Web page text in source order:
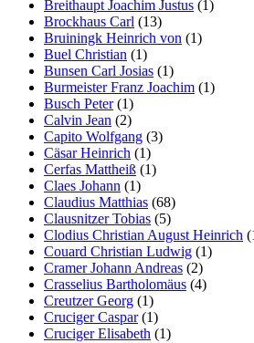
Breithaupt Joachim Justus (1)
Brockhaus Carl (13)
Bruiningk Heinrich von (1)
Buel Christian (1)
Bunsen Carl Josias (1)
Burmeister Franz Joachim (1)
Busch Peter(1)
Calvin Jean (2)
Capito Wolfgang (3)
Cäsar Heinrich (1)
Cerfas Mattheiß (1)
Claes Johann (1)
Claudius Matthias (68)
Clausnitzer Tobias (5)
Clodius Christian August Heinrich
Couard Christian Ludwig (1)
Cramer Johann Andreas (2)
Crasselius Bartholomäus (4)
Creutzer Georg (1)
Cruciger Caspar(1)
Cruciger Elisabeth (1)